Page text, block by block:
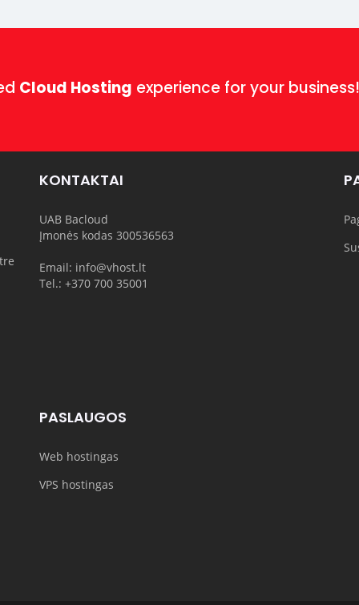
Cloud Hosting experience for your business!
KONTAKTAI
UAB Bacloud
Įmonės kodas 300536563
Email: info@vhost.lt
Tel.: +370 700 35001
PASLAUGOS
Web hostingas
VPS hostingas